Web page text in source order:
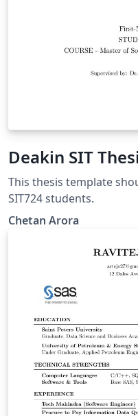
Deakin SIT
This thesis template
SIT724 students.
Chetan Arora